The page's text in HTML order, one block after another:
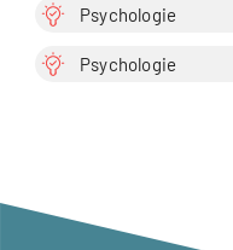
Psychologie
Psychologie